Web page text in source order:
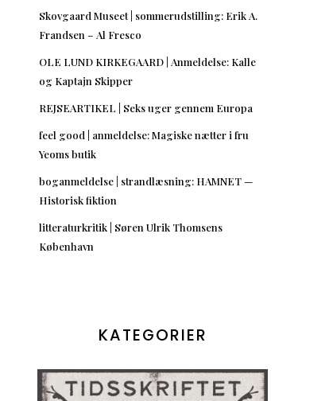
Skovgaard Museet | sommerudstilling: Erik A.
Frandsen – Al Fresco
OLE LUND KIRKEGAARD | Anmeldelse: Kalle
og Kaptajn Skipper
REJSEARTIKEL | Seks uger gennem Europa
feel good | anmeldelse: Magiske nætter i fru
Yeoms butik
boganmeldelse | strandlæsning: HAMNET —
Historisk fiktion
litteraturkritik | Søren Ulrik Thomsens
København
KATEGORIER